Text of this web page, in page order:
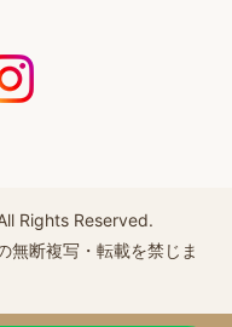
Rights Reserved.
無断複写・転載を禁じま